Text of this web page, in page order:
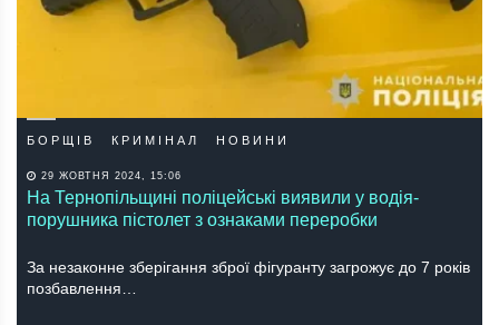
БОРЩІВ КРИМІНАЛ НОВИНИ
29 ЖОВТНЯ 2024, 15:06
На Тернопільщині поліцейські виявили у водія-
порушника пістолет з ознаками переробки
За незаконне зберігання зброї фігуранту загрожує до 7 років
позбавлення…